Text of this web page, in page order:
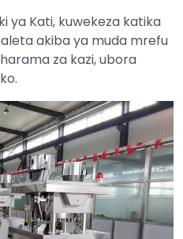
ya Kati, kuwekeza katika
akiba ya muda mrefu
za kazi, ubora